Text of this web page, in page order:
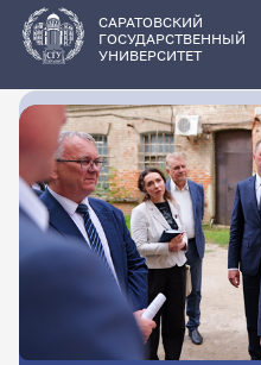
основному
содержанию
САРАТОВСКИЙ
ГОСУДАРСТВЕННЫЙ
УНИВЕРСИТЕТ